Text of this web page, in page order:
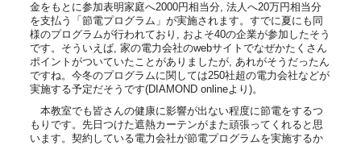
金をもとに参加表明家庭へ2000円相当分, 法人へ20万円相当分
を支払う「節電プログラム」が実施されます。すでに夏にも同
様のプログラムが行われており, およそ40の企業が参加したそう
です。そういえば, 家の電力会社のwebサイトでなぜかたくさん
ポイントがついていたことがありましたが, あれがそうだったん
ですね。今冬のプログラムに関しては250社超の電力会社などが
実施する予定だそうです(DIAMOND onlineより)。
本教室でも皆さんの健康に影響が出ない程度に節電をするつ
もりです。先日つけた遮熱カーテンがまた頑張ってくれると思
います。契約している電力会社が節電プログラムを実施するか